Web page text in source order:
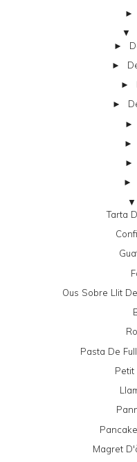
►
▼
►
►
►
►
►
►
►
►
Tarta
Ous Sobre Llit
Pasta De
Petit
Magret